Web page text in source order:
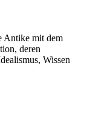
Antike mit dem
deren
Wissen